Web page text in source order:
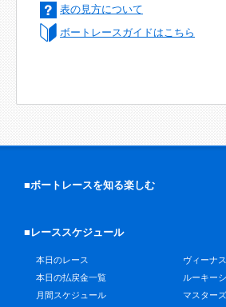
表の見方について
ボートレースガイドはこちら
■ボートレースを知る楽しむ
■レーススケジュール
本日のレース
本日の払戻金一覧
月間スケジュール
ヴィーナ
ルーキー
マスター